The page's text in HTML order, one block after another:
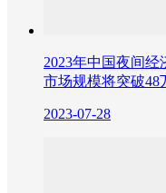
2023年中国夜间
市场规模将突破48
2023-07-28